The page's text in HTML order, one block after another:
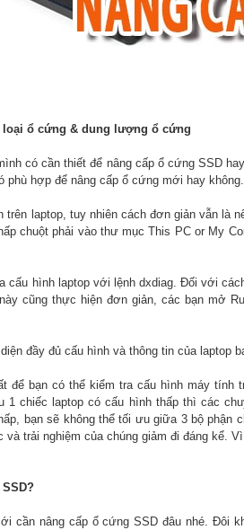
ổ cứng & dung lượng ổ cứng
có cần thiết để nâng cấp ổ cứng SSD
phù hợp để nâng cấp ổ cứng mới hay không.
trên laptop, tuy nhiên cách đơn giản vẫn là
chuột phải vào thư mục This PC or My
cấu hình laptop với lệnh dxdiag. Đối với
cũng thực hiện đơn giản, các bạn mở
đầy đủ cấu hình và thông tin của laptop
để bạn có thể kiểm tra cấu hình máy
1 chiếc laptop có cấu hình thấp thì các
bạn sẽ không thể tối ưu giữa 3 bộ phận
trải nghiệm của chúng giảm đi đáng kể.
cần nâng cấp ổ cứng SSD đâu nhé. Đôi